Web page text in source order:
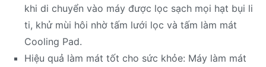
khi di chuyển vào máy được lọc sạch mọi hạt bụi li
ti, khử mùi hôi nhờ tấm lưới lọc và tấm làm mát
Cooling Pad.
Hiệu quả làm mát tốt cho sức khỏe: Máy làm mát